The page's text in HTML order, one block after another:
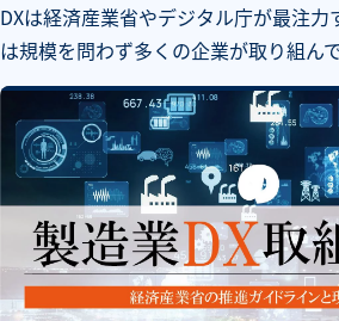
DXは経済産業省やデジタル庁が最注力
は規模を問わず多くの企業が取り組んで